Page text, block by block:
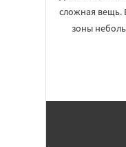
сложная вещь.
зоны